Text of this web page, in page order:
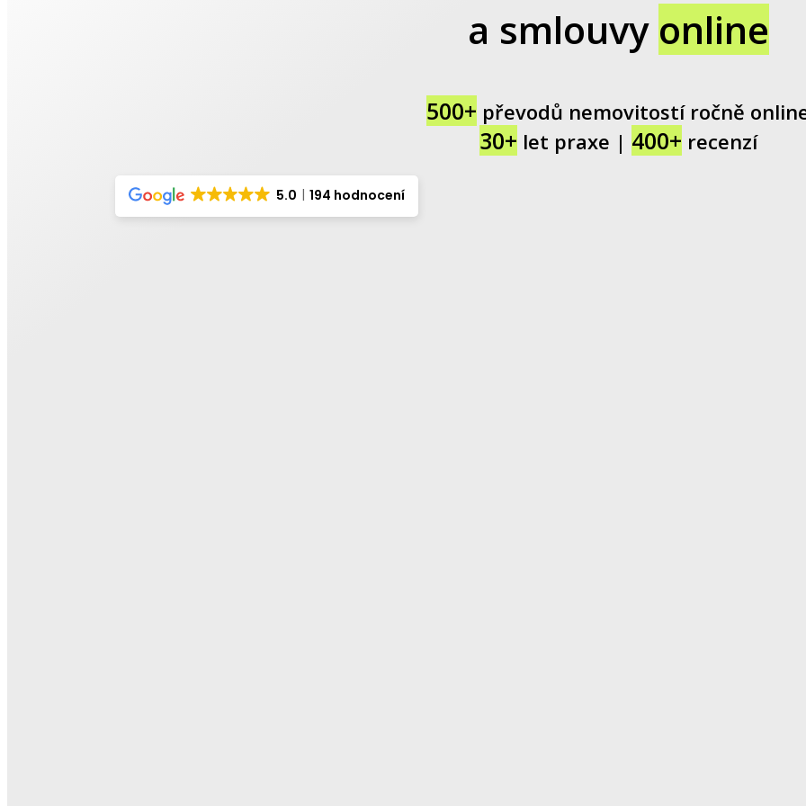
a smlouvy online
500+ převodů nemovitostí ročně
30+ let praxe | 400+ recenzí
5.0 194 hodnocení